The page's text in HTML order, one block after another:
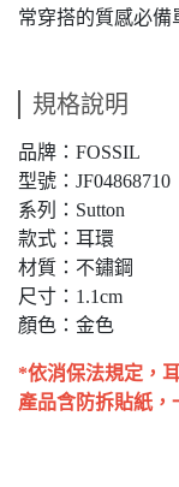
常穿搭的質感必備
規格說明
品牌：FOSSIL
型號：JF04868710
系列：Sutton
款式：耳環
材質：不鏽鋼
尺寸：1.1cm
顏色：金色
*依消保法規定，
產品含防拆貼紙